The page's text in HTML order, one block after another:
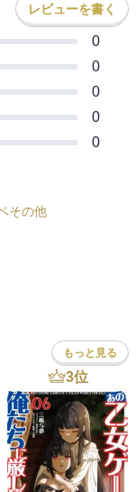
レビューを書く
0
0
0
0
0
その他
もっと見る
3位